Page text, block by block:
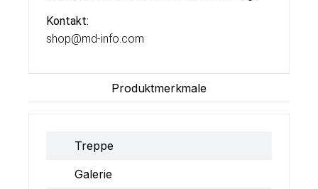
Kontakt:
shop@md-info.com
Produktmerkmale
Treppe
Galerie